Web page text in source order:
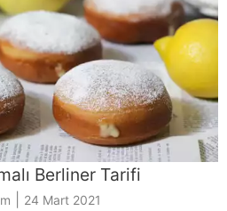
Berliner Tarifi
24 Mart 2021